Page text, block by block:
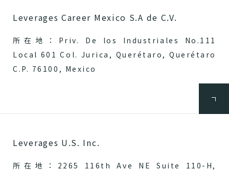
Leverages Career Mexico S.A de C.V.
所在地：Priv. De los Industriales No.111
Local 601 Col. Jurica, Querétaro, Querétaro
C.P. 76100, Mexico
Leverages U.S. Inc.
所在地：2265 116th Ave NE Suite 110-H,